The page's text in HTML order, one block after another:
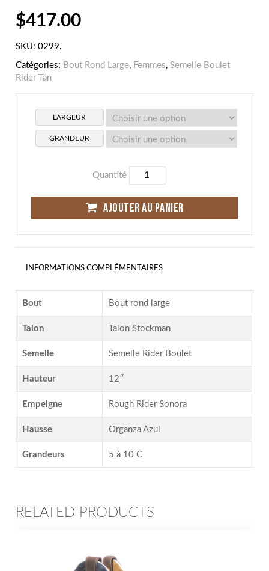
$417.00
SKU:0299.
Catégories: Bout Rond Large, Femmes,Semelle Boulet
Rider Tan
LARGEUR
GRANDEUR
Quantité
AJOUTER AU PANIER
INFORMATIONS COMPLÉMENTAIRES
Bout Bout rond large
Talon Talon Stockman
Semelle Semelle Rider Boulet
Hauteur 12″
Empeigne Rough Rider Sonora
Hausse Organza Azul
Grandeurs 5 à 10 C
RELATED PRODUCTS